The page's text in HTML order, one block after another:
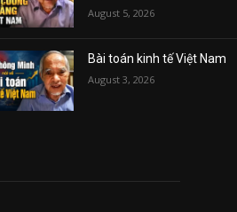
August 5, 2026
Bài toán kinh tế Việt Nam
August 3, 2026